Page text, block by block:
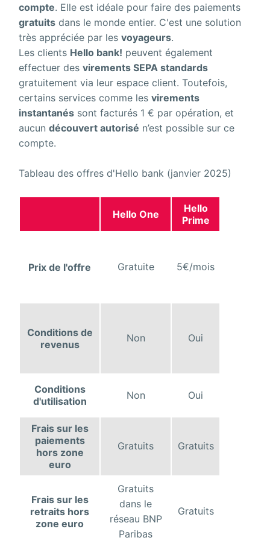
compte. Elle est idéale pour faire des paiements
gratuits dans le monde entier. C'est une solution
très appréciée par lesvoyageurs.
Les clients Hello bank! peuvent également
effectuer desvirements SEPA standards
gratuitement via leur espace client. Toutefois,
certains services comme lesvirements
instantanés sont facturés 1 € par opération, et
aucundécouvert autorisé n’est possible sur ce
compte.
Tableau des offres d'Hello bank (janvier 2025)
Hello One
Hello
Prime
Prix de l'offre Gratuite 5€/mois
Conditions de
revenus
Non Oui
Conditions
d'utilisation
Non Oui
Frais sur les
paiements
hors zone
euro
Gratuits Gratuits
Frais sur les
retraits hors
zone euro
Gratuits
dans le
réseau BNP
Paribas
Gratuits